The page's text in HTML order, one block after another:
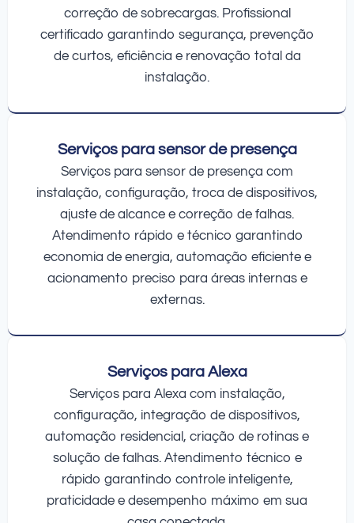
correção de sobrecargas. Profissional
certificado garantindo segurança, prevenção
de curtos, eficiência e renovação total da
instalação.
Serviços para sensor de presença
Serviços para sensor de presença com
instalação, configuração, troca de dispositivos,
ajuste de alcance e correção de falhas.
Atendimento rápido e técnico garantindo
economia de energia, automação eficiente e
acionamento preciso para áreas internas e
externas.
Serviços para Alexa
Serviços para Alexa com instalação,
configuração, integração de dispositivos,
automação residencial, criação de rotinas e
solução de falhas. Atendimento técnico e
rápido garantindo controle inteligente,
praticidade e desempenho máximo em sua